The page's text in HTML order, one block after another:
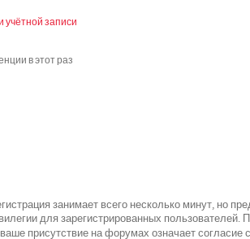
учётной записи
в этот раз
занимает всего несколько минут, но
для зарегистрированных пользователей.
присутствие на форумах означает согласие